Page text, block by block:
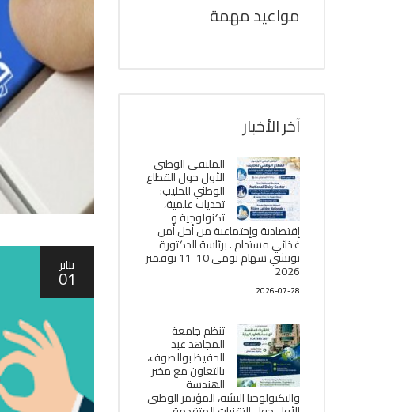
يناير
01
مواعيد مهمة
آخر الأخبار
الملتقى الوطني
الأول حول القطاع
الوطني للحليب:
تحديات علمية،
تكنولوجية و
إقتصادية وإجتماعية من أجل أمن
غذائي مستدام . برئاسة الدكتورة
نويشي سهام يومي 10-11 نوفمبر
2026
2026-07-28
تنظم جامعة
المجاهد عبد
الحفيظ بوالصوف،
بالتعاون مع مخبر
الھندسة
والتكنولوجيا البیئیة، المؤتمر الوطني